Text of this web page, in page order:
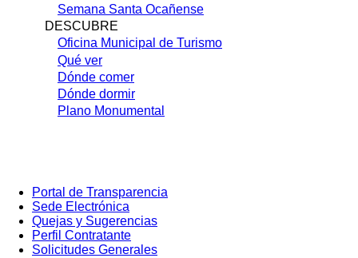
Semana Santa Ocañense
DESCUBRE
Oficina Municipal de Turismo
Qué ver
Dónde comer
Dónde dormir
Plano Monumental
Portada:
Menú
secundario
(cuadrados)
Portal de Transparencia
Sede Electrónica
Quejas y Sugerencias
Perfil Contratante
Solicitudes Generales